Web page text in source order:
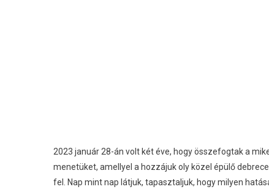
2023 január 28-án volt két éve, hogy összefogtak a
menetüket, amellyel a hozzájuk oly közel épülő
fel. Nap mint nap látjuk, tapasztaljuk, hogy milyen